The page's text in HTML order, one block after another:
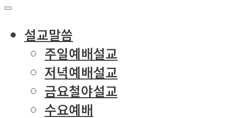
설교말씀
주일예배설교
저녁예배설교
금요철야설교
수요예배